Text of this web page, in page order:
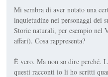
Mi sembra di aver notato una
inquietudine nei personaggi dei
Storie naturali, per esempio nel
affari). Cosa rappresenta?
È vero. Ma non so dire perché.
questi racconti io li ho scritti